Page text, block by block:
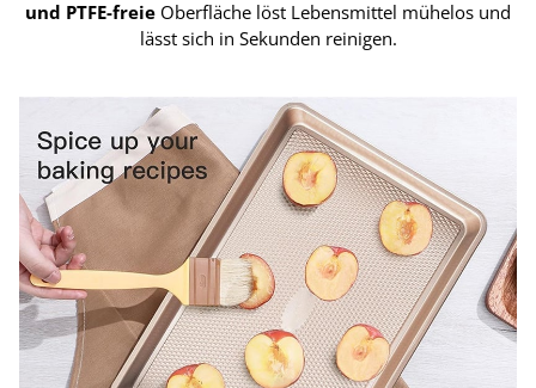
und PTFE-freie Oberfläche löst Lebensmittel mühelos und
lässt sich in Sekunden reinigen.